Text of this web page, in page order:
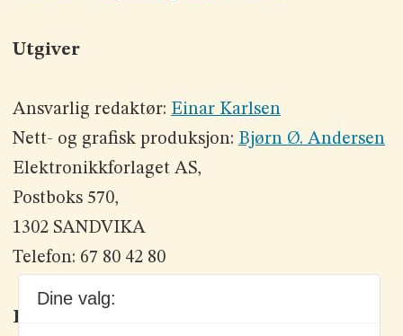
Utgiver
Ansvarlig redaktør: Einar Karlsen
Nett- og grafisk produksjon: Bjørn Ø. Andersen
Elektronikkforlaget AS,
Postboks 570,
1302 SANDVIKA
Telefon: 67 80 42 80
Kontakt oss
Dine valg: